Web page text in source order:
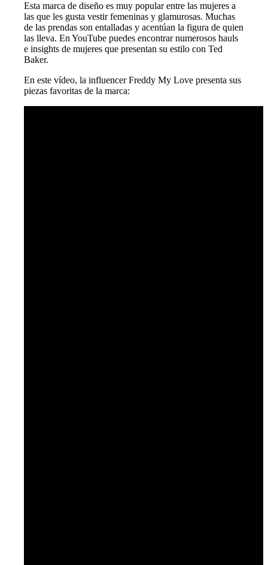
Esta marca de diseño es muy popular entre las mujeres a
las que les gusta vestir femeninas y glamurosas. Muchas
de las prendas son entalladas y acentúan la figura de quien
las lleva. En YouTube puedes encontrar numerosos hauls
e insights de mujeres que presentan su estilo con Ted
Baker.
En este vídeo, la influencer Freddy My Love presenta sus
piezas favoritas de la marca: